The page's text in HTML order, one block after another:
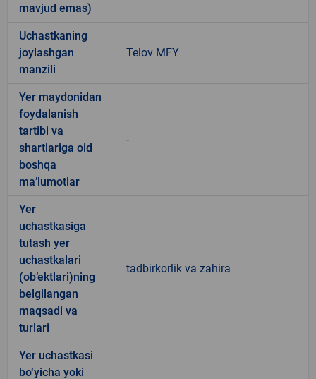
mavjud emas)
Uchastkaning
joylashgan
manzili
Telov MFY
Yer maydonidan
foydalanish
tartibi va
shartlariga oid
boshqa
ma’lumotlar
-
Yer
uchastkasiga
tutash yer
uchastkalari
(ob’ektlari)ning
belgilangan
maqsadi va
turlari
tadbirkorlik va zahira
Yer uchastkasi
bo‘yicha yoki